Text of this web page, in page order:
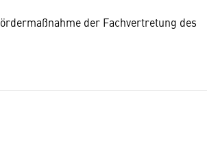
der Fachvertretung des